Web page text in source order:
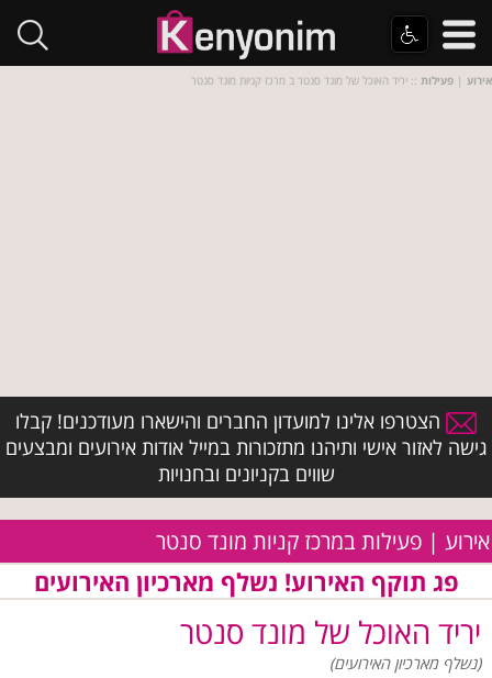
אירוע | פעילות :: יריד האוכל של מונד סנטר ב מרכז קניות מונד סנטר
הצטרפו אלינו למועדון החברים והישארו מעודכנים! קבלו
גישה לאזור אישי ותיהנו מתזכורות במייל אודות אירועים ומבצעים
שווים בקניונים ובחנויות
אירוע | פעילות במרכז קניות מונד סנטר
פג תוקף האירוע! נשלף מארכיון האירועים
יריד האוכל של מונד סנטר
(נשלף מארכיון האירועים)